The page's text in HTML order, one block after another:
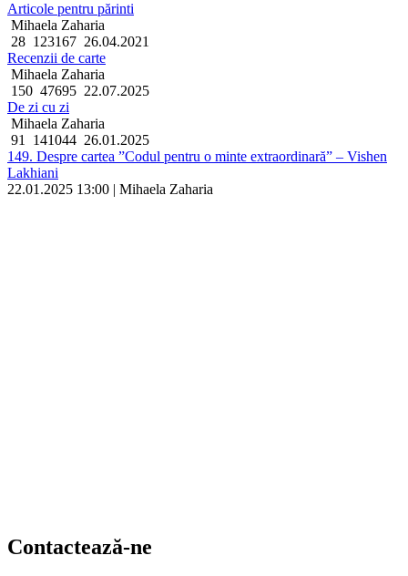
Articole pentru părinti
Mihaela Zaharia
28 123167 26.04.2021
Recenzii de carte
Mihaela Zaharia
150 47695 22.07.2025
De zi cu zi
Mihaela Zaharia
91
141044 26.01.2025
149. Despre cartea ”Codul pentru o minte extraordinară” – Vishen
Lakhiani
22.01.2025 13:00 | Mihaela Zaharia
Contactează-ne